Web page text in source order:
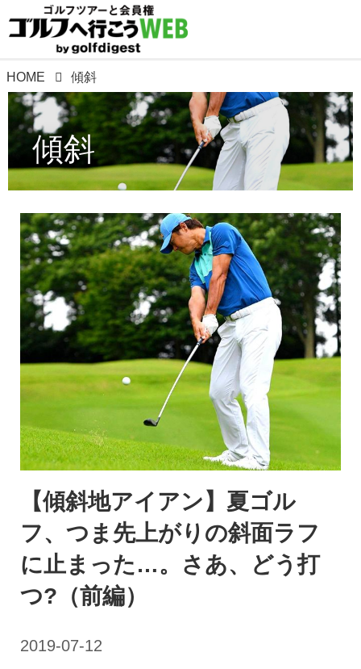
HOME 傾斜
傾斜
【傾斜地アイアン】夏ゴル
フ、つま先上がりの斜面ラフ
に止まった…。さあ、どう打
つ?（前編）